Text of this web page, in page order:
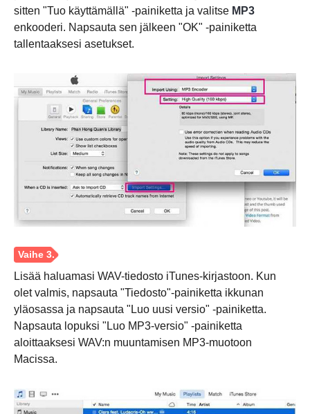
sitten "Tuo käyttämällä" -painiketta ja valitse MP3
enkooderi. Napsauta sen jälkeen "OK" -painiketta
tallentaaksesi asetukset.
Lisää haluamasi WAV-tiedosto iTunes-kirjastoon. Kun
olet valmis, napsauta "Tiedosto"-painiketta ikkunan
yläosassa ja napsauta "Luo uusi versio" -painiketta.
Napsauta lopuksi "Luo MP3-versio" -painiketta
aloittaaksesi WAV:n muuntamisen MP3-muotoon
Macissa.